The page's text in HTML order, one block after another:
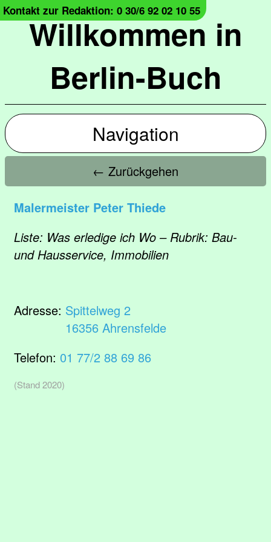
Willkommen in
Berlin-Buch
Kontakt zur Redaktion: 0 30/6 92 02 10 55
Navigation
← Zurückgehen
Malermeister Peter Thiede
Liste: Was erledige ich Wo – Rubrik: Bau-
und Hausservice, Immobilien
Adresse: Spittelweg 2
16356 Ahrensfelde
Telefon: 01 77/2 88 69 86
(Stand 2020)